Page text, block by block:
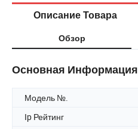
Описание Товара
Обзор
Основная Информация
Модель №.
Ip Рейтинг